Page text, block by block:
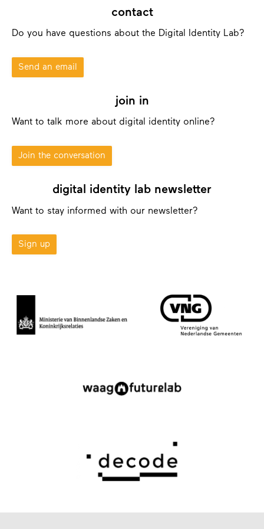
contact
Do you have questions about the Digital Identity Lab?
Send an email
join in
Want to talk more about digital identity online?
Join the conversation
digital identity lab newsletter
Want to stay informed with our newsletter?
Sign up